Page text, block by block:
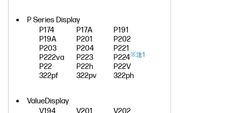
P Series Display
P174
P17A
P191
P19A
P201
P202
P203
P204
P221
P222va
P223 P224※注1
P22 P22h
P22V
322pf
322pv 322ph
ValueDisplay